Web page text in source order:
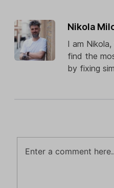
Nikola
I am
find the
by fixing